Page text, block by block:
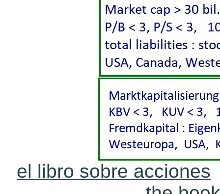
el libro sobre acciones